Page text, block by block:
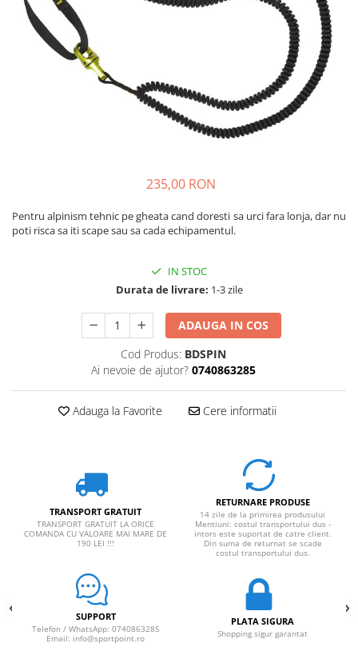
Slackline
Accesorii
Caciuli
Jachete
Imbracaminte de corp
Imbracaminte de corp
235,00 RON
Pentru alpinism tehnic pe gheata cand doresti sa urci fara lonja, dar nu
poti risca sa iti scapesau sacada echipamentul.
IN STOC
Durata de livrare: 1-3 zile
ADAUGA IN COS
Cod Produs: BDSPIN
Ai nevoie de ajutor? 0740863285
Adauga la Favorite Cere informatii
TRANSPORT GRATUIT
TRANSPORT GRATUIT LA ORICE
COMANDA CU VALOARE MAI MARE DE
190 LEI !!!
RETURNARE PRODUSE
14 zile de la primirea produsului
Mentiuni: costul transportului dus -
intors este suportat de catre client.
Din suma de returnat se scade
costul transportului dus.
SUPPORT
Telefon / WhatsApp: 0740863285
Email: info@sportpoint.ro
PLATA SIGURA
Shopping sigur garantat